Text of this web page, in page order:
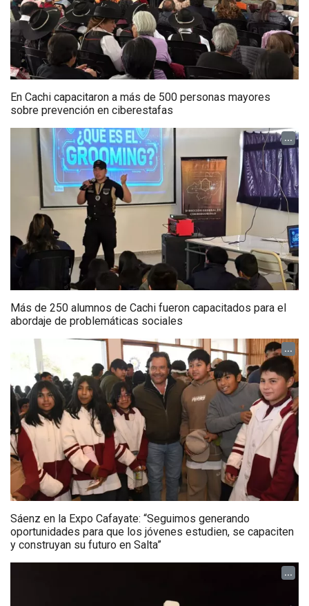
En Cachi capacitaron a más de 500 personas mayores
sobre prevención en ciberestafas
...
Más de 250 alumnos de Cachi fueron capacitados para el
abordaje de problemáticas sociales
...
Sáenz en la Expo Cafayate: “Seguimos generando
oportunidades para que los jóvenes estudien, se capaciten
y construyan su futuro en Salta”
...